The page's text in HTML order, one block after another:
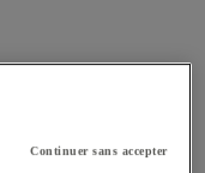
Continuer sans accepter